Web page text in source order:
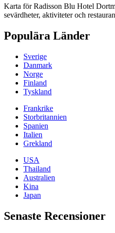
Karta för Radisson Blu Hotel
sevärdheter, aktiviteter och
Populära Länder
Sverige
Danmark
Norge
Finland
Tyskland
Frankrike
Storbritannien
Spanien
Italien
Grekland
USA
Thailand
Australien
Kina
Japan
Senaste Recensioner